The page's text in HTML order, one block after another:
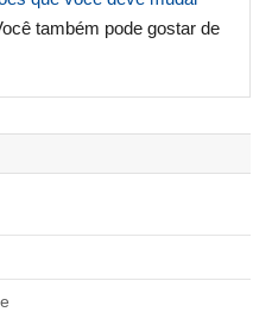
também pode gostar de